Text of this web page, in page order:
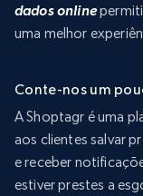
dados online
uma melhor
Conte-nos um
A Shoptagr é uma
aos clientes salvar
e receber
estiver prestes a